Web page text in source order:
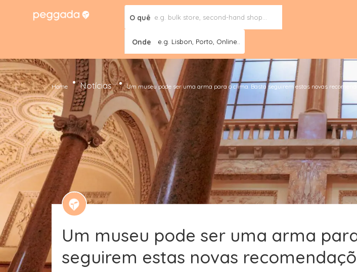
O quê
Onde e.g. Lisbon, Porto, Online..
Home Notícias Um museu pode ser uma arma para o clima. Basta seguirem estas novas
Um museu pode ser uma arma
seguirem estas novas